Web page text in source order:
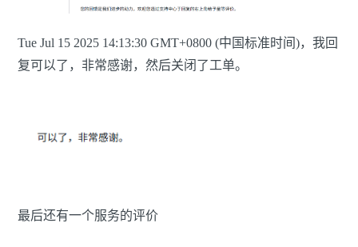
Tue Jul 15 2025 14:13:30 GMT+0800 (中国标准时间)，我回
复可以了，非常感谢，然后关闭了工单。
最后还有一个服务的评价